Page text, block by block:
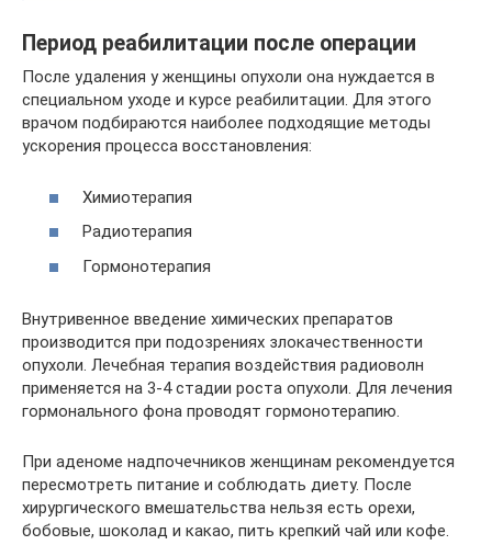
Период реабилитации после операции
После удаления у женщины опухоли она нуждается в
специальном уходе и курсе реабилитации. Для этого
врачом подбираются наиболее подходящие методы
ускорения процесса восстановления:
Химиотерапия
Радиотерапия
Гормонотерапия
Внутривенное введение химических препаратов
производится при подозрениях злокачественности
опухоли. Лечебная терапия воздействия радиоволн
применяется на 3-4 стадии роста опухоли. Для лечения
гормонального фона проводят гормонотерапию.
При аденоме надпочечников женщинам рекомендуется
пересмотреть питание и соблюдать диету. После
хирургического вмешательства нельзя есть орехи,
бобовые, шоколад и какао, пить крепкий чай или кофе.